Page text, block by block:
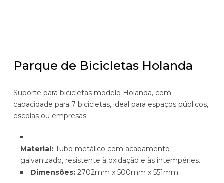
Parque de Bicicletas Holanda
Suporte para bicicletas modelo Holanda, com
capacidade para 7 bicicletas, ideal para espaços públicos,
escolas ou empresas.
Material:Tubo metálico com acabamento
galvanizado, resistente à oxidação e às intempéries.
Dimensões:2702mm x 500mm x 551mm